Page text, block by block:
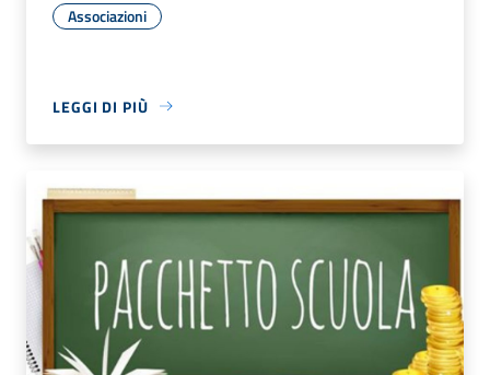
Associazioni
LEGGI DI PIÙ